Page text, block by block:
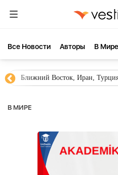
Все Новости Aвторы В Мире
Ближний Восток, Иран,
В МИРЕ